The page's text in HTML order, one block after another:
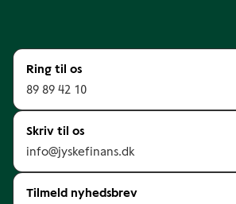
Ring til os
89 89 42 10
Skriv til os
info@jyskefinans.dk
Tilmeld nyhedsbrev